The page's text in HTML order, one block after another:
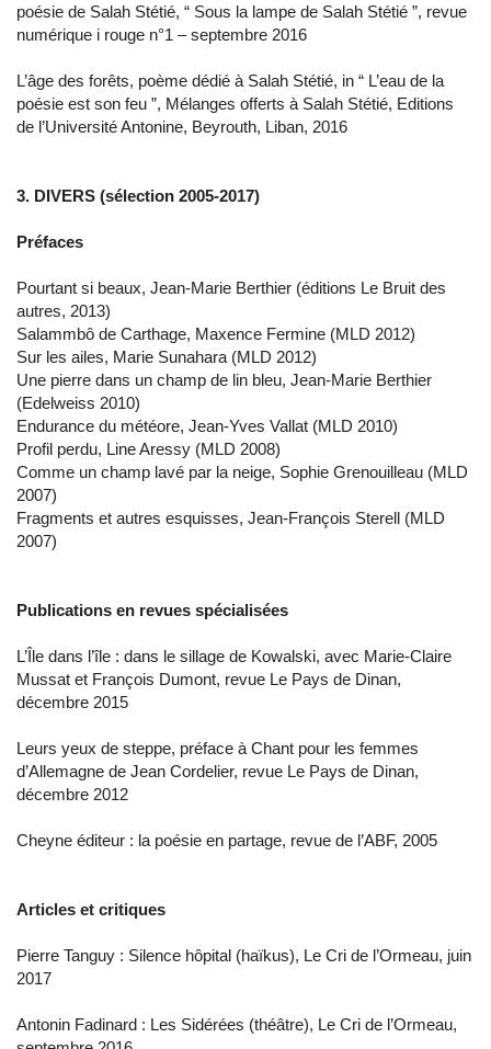
poésie de Salah Stétié, “ Sous la lampe de Salah Stétié ”, revue
numérique i rouge n°1 – septembre 2016
L’âge des forêts, poème dédié à Salah Stétié, in “ L’eau de la
poésie est son feu ”, Mélanges offerts à Salah Stétié, Editions
de l’Université Antonine, Beyrouth, Liban, 2016
3. DIVERS (sélection 2005-2017)
Préfaces
Pourtant si beaux, Jean-Marie Berthier (éditions Le Bruit des
autres, 2013)
Salammbô de Carthage, Maxence Fermine (MLD 2012)
Sur les ailes, Marie Sunahara (MLD 2012)
Une pierre dans un champ de lin bleu, Jean-Marie Berthier
(Edelweiss 2010)
Endurance du météore, Jean-Yves Vallat (MLD 2010)
Profil perdu, Line Aressy (MLD 2008)
Comme un champ lavé par la neige, Sophie Grenouilleau (MLD
2007)
Fragments et autres esquisses, Jean-François Sterell (MLD
2007)
Publications en revues spécialisées
L’Île dans l’île : dans le sillage de Kowalski, avec Marie-Claire
Mussat et François Dumont, revue Le Pays de Dinan,
décembre 2015
Leurs yeux de steppe, préface à Chant pour les femmes
d’Allemagne de Jean Cordelier, revue Le Pays de Dinan,
décembre 2012
Cheyne éditeur : la poésie en partage, revue de l’ABF, 2005
Articles et critiques
Pierre Tanguy : Silence hôpital (haïkus), Le Cri de l’Ormeau, juin
2017
Antonin Fadinard : Les Sidérées (théâtre), Le Cri de l’Ormeau,